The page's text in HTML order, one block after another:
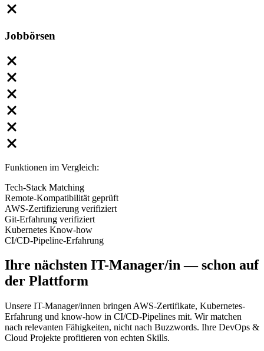
Jobbörsen
Funktionen im Vergleich:
Tech-Stack Matching
Remote-Kompatibilität geprüft
AWS-Zertifizierung verifiziert
Git-Erfahrung verifiziert
Kubernetes Know-how
CI/CD-Pipeline-Erfahrung
Ihre nächsten IT-Manager/in— schon auf
der Plattform
Unsere IT-Manager/innen bringen AWS-Zertifikate, Kubernetes-
Erfahrung und know-how in CI/CD-Pipelines mit. Wir matchen
nach relevanten Fähigkeiten, nicht nach Buzzwords. Ihre DevOps &
Cloud Projekte profitieren von echten Skills.